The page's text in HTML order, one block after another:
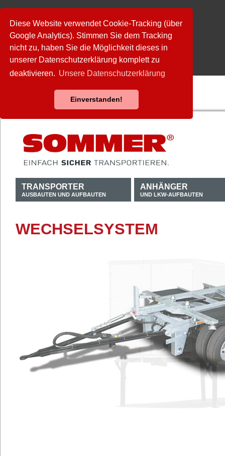
Diese Website verwendet Cookie-Tracking (über
Google Analytics). Stimmen Sie dem Tracking
nicht zu, haben Sie die Möglichkeit dieses in
unserer Datenschutzerklärung komplett zu
deaktivieren. Unsere Datenschutzerklärung
Einverstanden!
TRANSPORTER
AUSBAUTEN UND AUFBAUTEN
ANHÄNGER
UND LKW-AUFBAUTEN
WECHSELSYSTEM